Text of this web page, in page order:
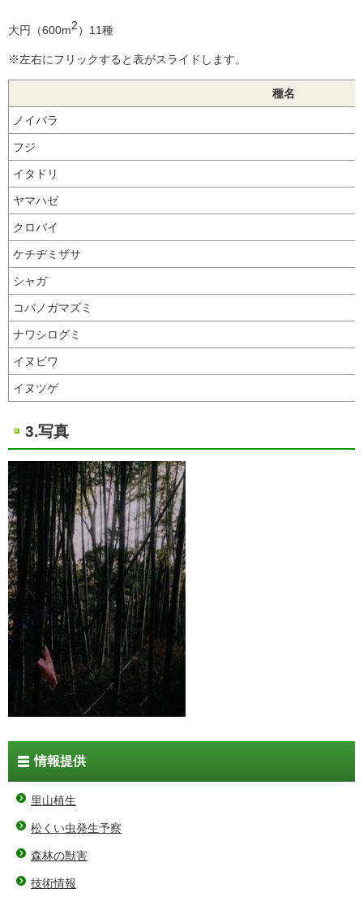
大円（600m2）11種
※左右にフリックすると表がスライドします。
種名
ノイバラ
フジ
イタドリ
ヤマハゼ
クロバイ
ケチヂミザサ
シャガ
コバノガマズミ
ナワシログミ
イヌビワ
イヌツゲ
3.写真
情報提供
里山植生
松くい虫発生予察
森林の獣害
技術情報